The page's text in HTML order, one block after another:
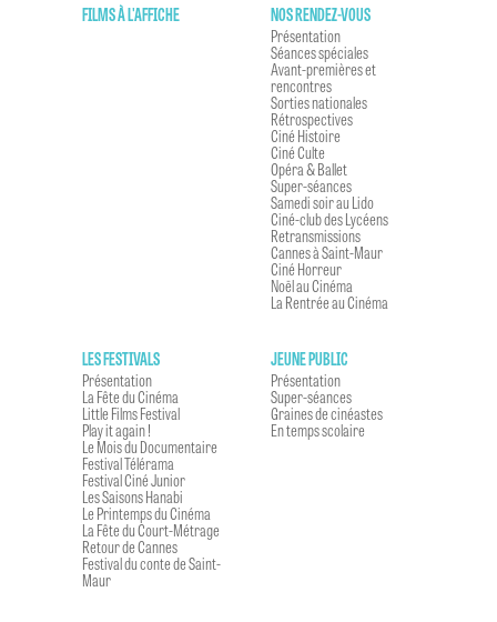
FILMS À L'AFFICHE NOS RENDEZ-VOUS
Présentation
Séances spéciales
Avant-premières et
rencontres
Sorties nationales
Rétrospectives
Ciné Histoire
Ciné Culte
Opéra & Ballet
Super-séances
Samedi soir au Lido
Ciné-club des Lycéens
Retransmissions
Cannes à Saint-Maur
Ciné Horreur
Noël au Cinéma
La Rentrée au Cinéma
LES FESTIVALS
Présentation
La Fête du Cinéma
Little Films Festival
Play it again !
Le Mois du Documentaire
Festival Télérama
Festival Ciné Junior
Les Saisons Hanabi
Le Printemps du Cinéma
La Fête du Court-Métrage
Retour de Cannes
Festival du conte de Saint-
Maur
JEUNE PUBLIC
Présentation
Super-séances
Graines de cinéastes
En temps scolaire